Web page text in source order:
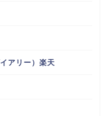
アリー）楽天